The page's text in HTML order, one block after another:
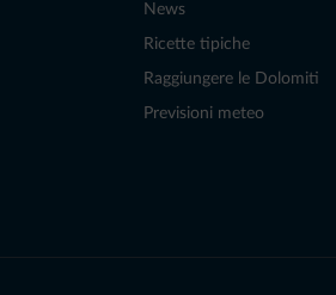
News
Ricette tipiche
Raggiungere le Dolomiti
Previsioni meteo